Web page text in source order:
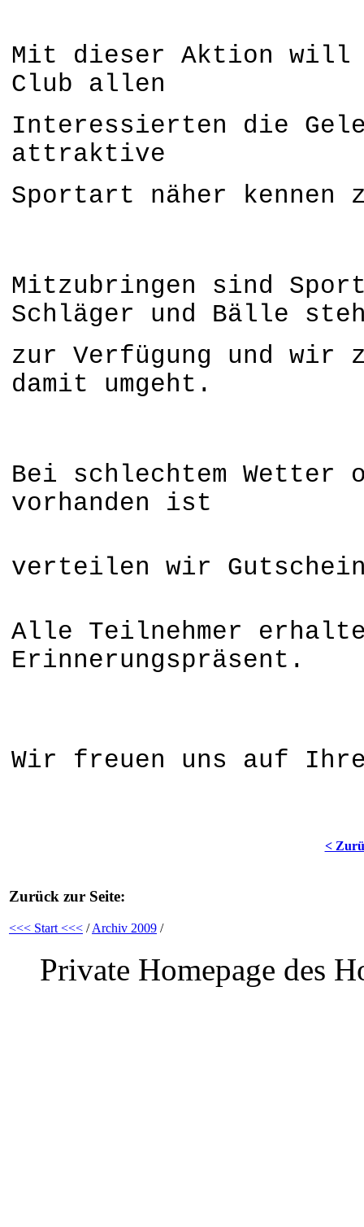
Mit dieser Aktion will
Club allen
Interessierten die
attraktive
Sportart näher kennen
Mitzubringen sind
Schläger und Bälle
zur Verfügung und wir
damit umgeht.
Bei schlechtem Wetter
vorhanden ist
verteilen wir
Alle Teilnehmer
Erinnerungspräsent.
Wir freuen uns auf
<
Zurück zur Seite:
<<< Start <<< /Archiv 2009 /
Private Homepage des